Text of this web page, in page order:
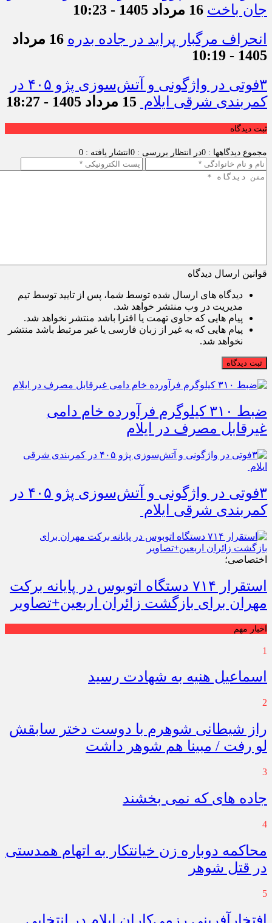
جان باخت 16 مرداد 1405 - 10:23
انحراف مرگبار پراید در جاده بدره
16 مرداد
1405 - 10:19
۳فوتی در واژگونی و آتش‌سوزی پژو ۴۰۵ در
کمربندی شرقی ایلام 15 مرداد 1405 - 18:27
ثبت دیدگاه
مجموع دیدگاهها : 0 در انتظار بررسی : 0 انتشار یافته : 0
قوانین ارسال دیدگاه
دیدگاه های ارسال شده توسط شما، پس از تایید توسط تیم
مدیریت در وب منتشر خواهد شد.
پیام هایی که حاوی تهمت یا افترا باشد منتشر نخواهد شد.
پیام هایی که به غیر از زبان فارسی یا غیر مرتبط باشد منتشر
نخواهد شد.
ثبت دیدگاه
ضبط ۳۱۰ کیلوگرم فرآورده خام دامی
غیرقابل مصرف در ایلام
۳فوتی در واژگونی و آتش‌سوزی پژو ۴۰۵ در
کمربندی شرقی ایلام
اختصاصی؛
استقرار ۷۱۴ دستگاه اتوبوس در پایانه برکت
مهران برای بازگشت زائران اربعین+تصاویر
اخبار مهم
1
اسماعیل هنیه به شهادت رسید
2
راز شیطانی شوهرم با دوست دختر سابقش
لو رفت / مبینا هم شوهر داشت
3
جاده های که نمی بخشند
4
محاکمه دوباره زن خیانتکار به اتهام همدستی
در قتل شوهر
5
افتخارآفرینی رزمی‌کاران ایلام در انتخابی